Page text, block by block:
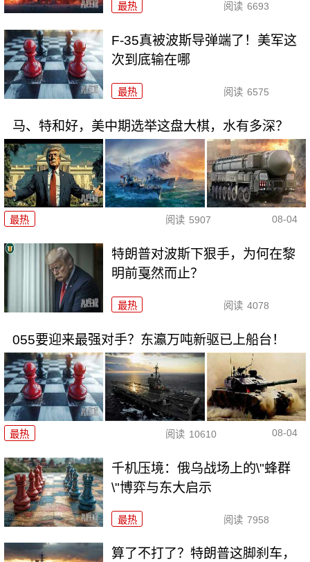
最热 阅读 6693
F-35真被波斯导弹端了！美军这
次到底输在哪
最热 阅读 6575
马、特和好，美中期选举这盘大棋，水有多深？
最热 阅读 5907 08-04
特朗普对波斯下狠手，为何在黎
明前戛然而止？
最热 阅读 4078
055要迎来最强对手？东瀛万吨新驱已上船台！
最热 阅读 10610 08-04
千机压境：俄乌战场上的\"蜂群
\"博弈与东大启示
最热 阅读 7958
算了不打了？特朗普这脚刹车，